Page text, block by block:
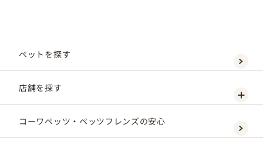
ペットを探す
店舗を探す
コーワペッツ・ペッツフレンズの安心